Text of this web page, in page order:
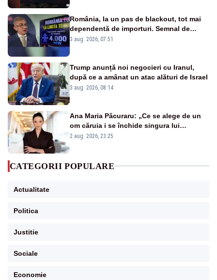
România, la un pas de blackout, tot mai
dependentă de importuri. Semnal de
alarmă tras de un expert în energie
3 aug. 2026, 07:51
Trump anunță noi negocieri cu Iranul,
după ce a amânat un atac alături de Israel
3 aug. 2026, 08:14
Ana Maria Păcuraru: „Ce se alege de un
om căruia i se închide singura lui
portiță?”
2 aug. 2026, 23:25
CATEGORII POPULARE
Actualitate
Politica
Justitie
Sociale
Economie